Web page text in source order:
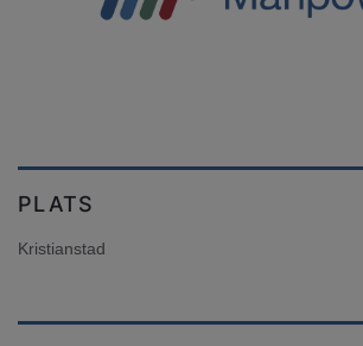
PLATS
Kristianstad